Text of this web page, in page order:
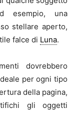
esempio, una
stellare aperto,
falce di Luna.
dovrebbero
per ogni tipo
della pagina,
gli oggetti